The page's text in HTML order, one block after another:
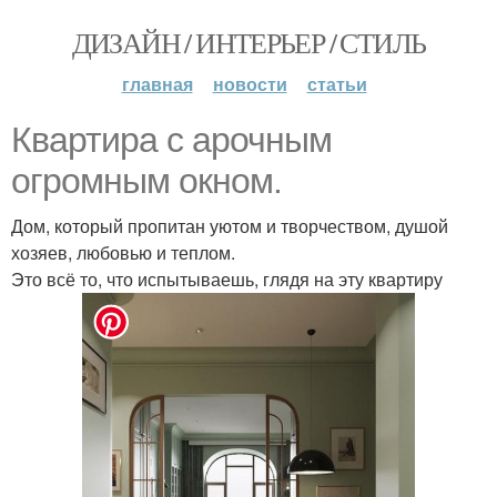
ДИЗАЙН / ИНТЕРЬЕР / СТИЛЬ
главная новости статьи
Квартира с арочным
огромным окном.
Дом, который пропитан уютом и творчеством, душой
хозяев, любовью и теплом.
Это всё то, что испытываешь, глядя на эту квартиру